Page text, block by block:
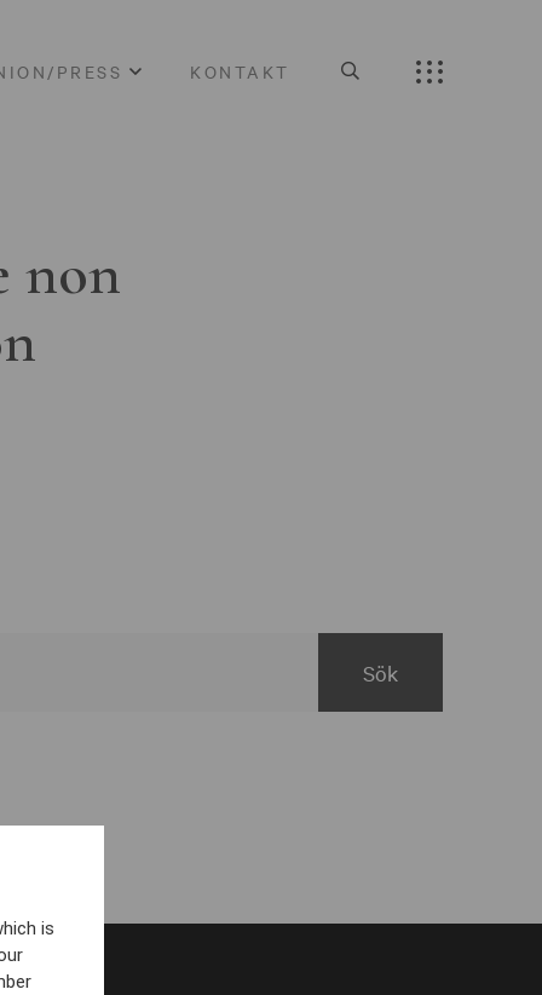
PRESS KONTAKT
non
is